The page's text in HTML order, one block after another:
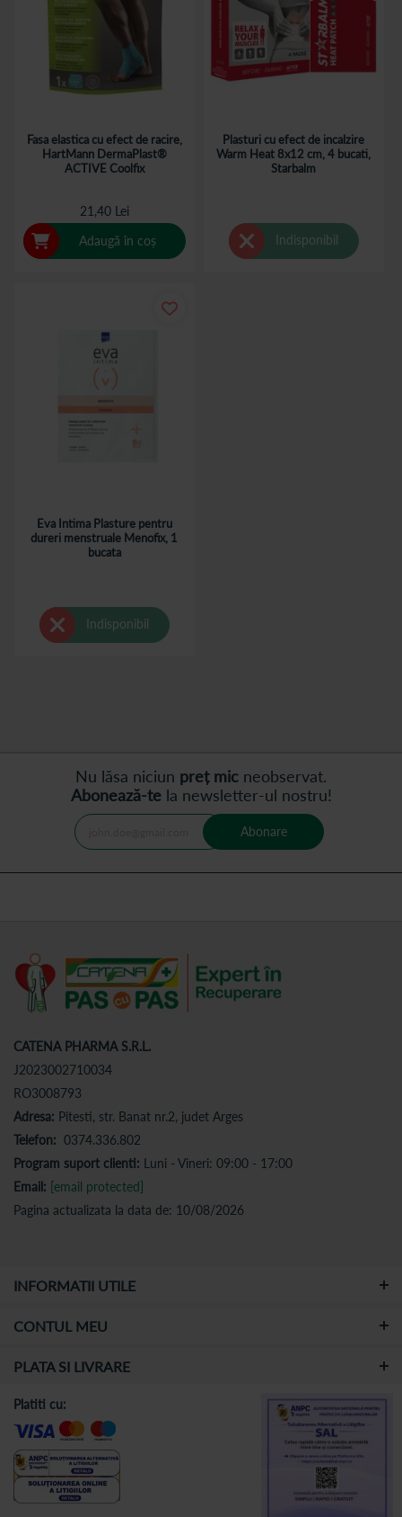
Fasa elastica cu efect de racire,
HartMann DermaPlast®
ACTIVE Coolfix
21,40 Lei
Adaugă în coș
Plasturi cu efect de incalzire
Warm Heat 8x12 cm, 4 bucati,
Starbalm
Indisponibil
Eva Intima Plasture pentru
dureri menstruale Menofix, 1
bucata
Indisponibil
Nu lăsa niciun preț mic neobservat.
Abonează-tela newsletter-ul nostru!
Abonare
CATENA PHARMA S.R.L.
J2023002710034
RO3008793
Adresa: Pitesti, str. Banat nr.2, judet Arges
Telefon: 0374.336.802
Program suport clienti: Luni - Vineri: 09:00 - 17:00
Email: [email protected]
Pagina actualizata la data de: 10/08/2026
INFORMATII UTILE
CONTUL MEU
PLATA SI LIVRARE
Platiti cu: